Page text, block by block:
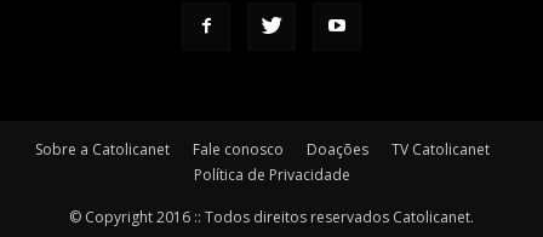
Sobre a Catolicanet Fale conosco Doações
TV Catolicanet
Política de Privacidade
© Copyright 2016 :: Todos direitos reservados Catolicanet.